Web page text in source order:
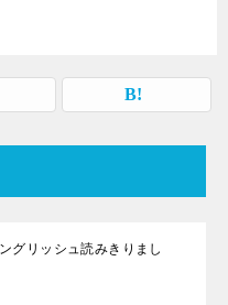
グリッシュ読みきりまし